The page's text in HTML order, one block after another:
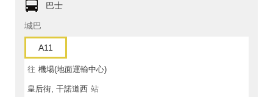
巴士
城巴
A11
往 機場(地面運輸中心)
皇后街, 干諾道西 站